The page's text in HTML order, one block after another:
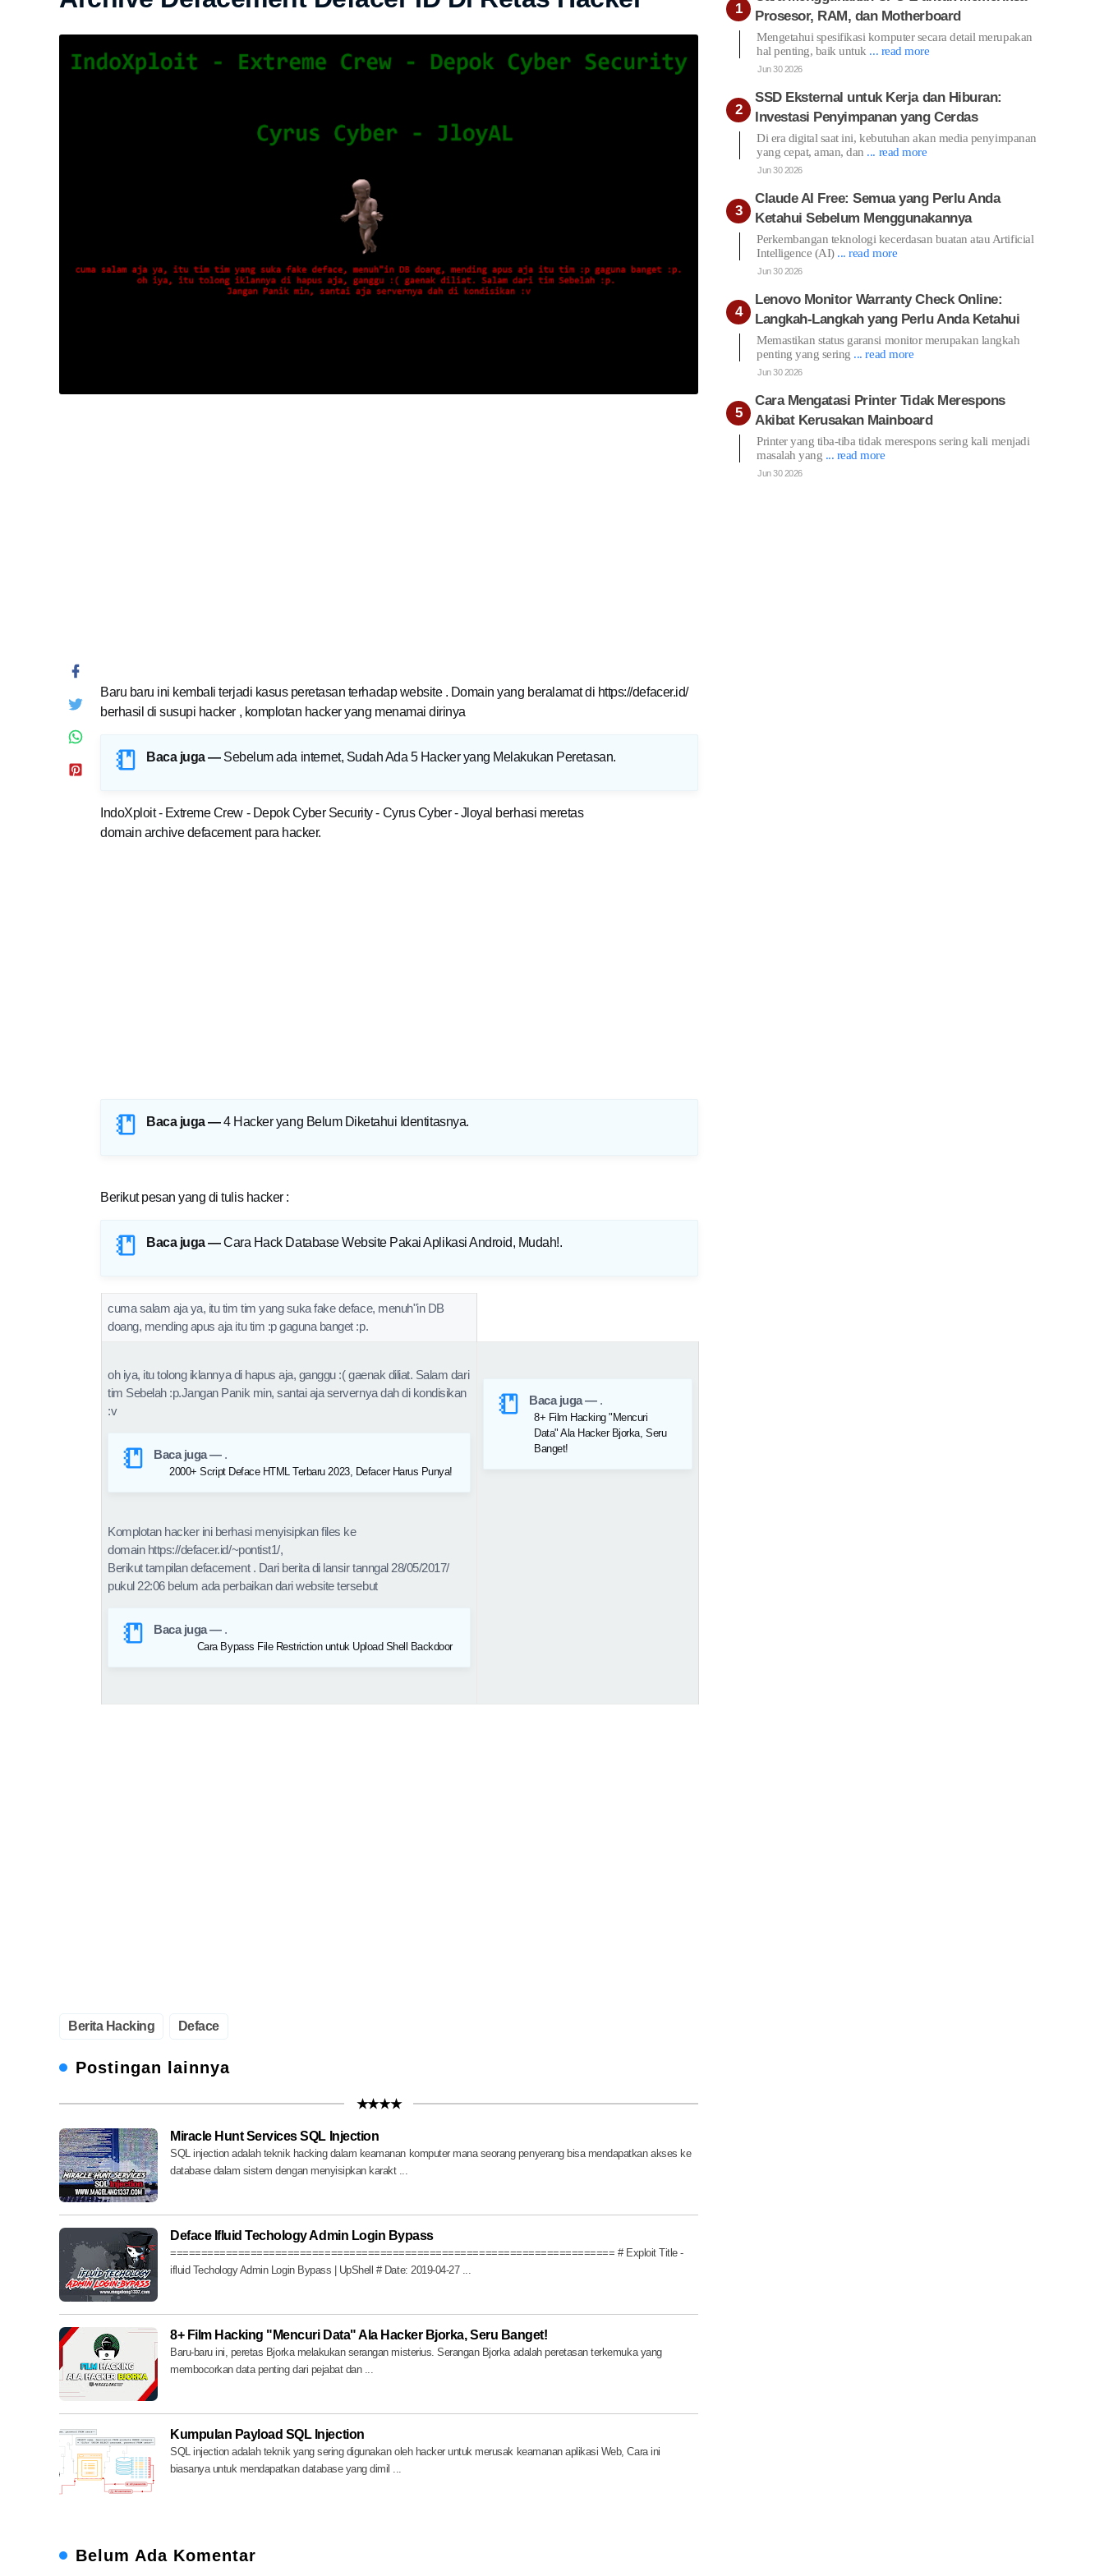
Baru baru ini kembali terjadi kasus peretasan terhadap website . Domain yang beralamat di https://defacer.id/
berhasil di susupi hacker , komplotan hacker yang menamai dirinya
Baca juga — Sebelum ada internet, Sudah Ada 5 Hacker yang Melakukan Peretasan.
IndoXploit - Extreme Crew - Depok Cyber Security - Cyrus Cyber - Jloyal berhasi meretas
domain archive defacement para hacker.
Baca juga — 4 Hacker yang Belum Diketahui Identitasnya.
Berikut pesan yang di tulis hacker :
Baca juga — Cara Hack Database Website Pakai Aplikasi Android, Mudah!.
cuma salam aja ya, itu tim tim yang suka fake deface, menuh"in DB
doang, mending apus aja itu tim :p gaguna banget :p.
oh iya, itu tolong iklannya di hapus aja, ganggu :( gaenak diliat. Salam dari
tim Sebelah :p.Jangan Panik min, santai aja servernya dah di kondisikan
:v
Baca juga —
2000+ Script Deface HTML Terbaru 2023, Defacer Harus Punya!
.
Komplotan hacker ini berhasi menyisipkan files ke
domain https://defacer.id/~pontist1/,
Berikut tampilan defacement . Dari berita di lansir tanngal 28/05/2017/
pukul 22:06 belum ada perbaikan dari website tersebut
Baca juga —
Cara Bypass File Restriction untuk Upload Shell Backdoor
.
Baca juga —
8+ Film Hacking "Mencuri
Data" Ala Hacker Bjorka, Seru
Banget!
.
Berita Hacking Deface
Postingan lainnya
★★★★
Miracle Hunt Services SQL Injection
SQL injection adalah teknik hacking dalam keamanan komputer mana seorang penyerang bisa mendapatkan akses ke
database dalam sistem dengan menyisipkan karakt ...
Deface Ifluid Techology Admin Login Bypass
======================================================================== # Exploit Title -
ifluid Techology Admin Login Bypass | UpShell # Date: 2019-04-27 ...
8+ Film Hacking "Mencuri Data" Ala Hacker Bjorka, Seru Banget!
Baru-baru ini, peretas Bjorka melakukan serangan misterius. Serangan Bjorka adalah peretasan terkemuka yang
membocorkan data penting dari pejabat dan ...
Kumpulan Payload SQL Injection
SQL injection adalah teknik yang sering digunakan oleh hacker untuk merusak keamanan aplikasi Web, Cara ini
biasanya untuk mendapatkan database yang dimil ...
Belum Ada Komentar
Prosesor, RAM, dan Motherboard
Mengetahui spesifikasi komputer secara detail merupakan
hal penting, baik untuk ... read more
Jun 30 2026
SSD Eksternal untuk Kerja dan Hiburan:
Investasi Penyimpanan yang Cerdas
Di era digital saat ini, kebutuhan akan media penyimpanan
yang cepat, aman, dan ... read more
Jun 30 2026
Claude AI Free: Semua yang Perlu Anda
Ketahui Sebelum Menggunakannya
Perkembangan teknologi kecerdasan buatan atau Artificial
Intelligence (AI) ... read more
Jun 30 2026
Lenovo Monitor Warranty Check Online:
Langkah-Langkah yang Perlu Anda Ketahui
Memastikan status garansi monitor merupakan langkah
penting yang sering ... read more
Jun 30 2026
Cara Mengatasi Printer Tidak Merespons
Akibat Kerusakan Mainboard
Printer yang tiba-tiba tidak merespons sering kali menjadi
masalah yang ... read more
Jun 30 2026